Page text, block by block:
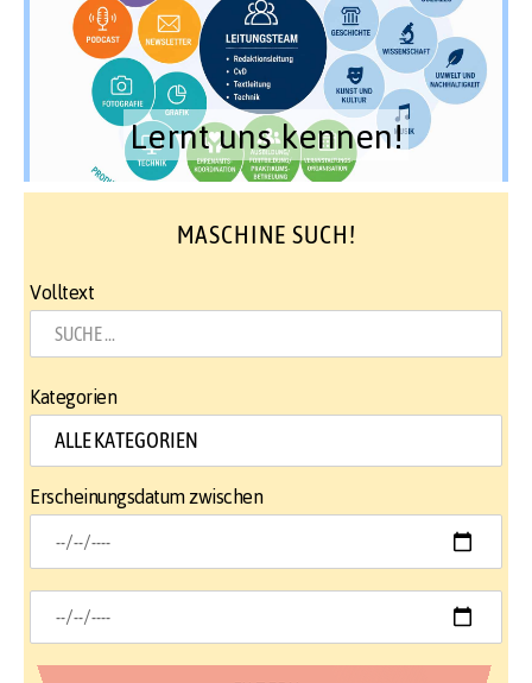
Lernt uns kennen!
MASCHINE SUCH!
Volltext
Kategorien
Erscheinungsdatum zwischen